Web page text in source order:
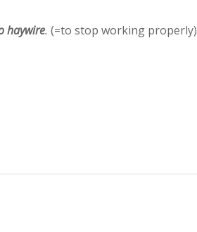
haywire. (=to stop working properly)